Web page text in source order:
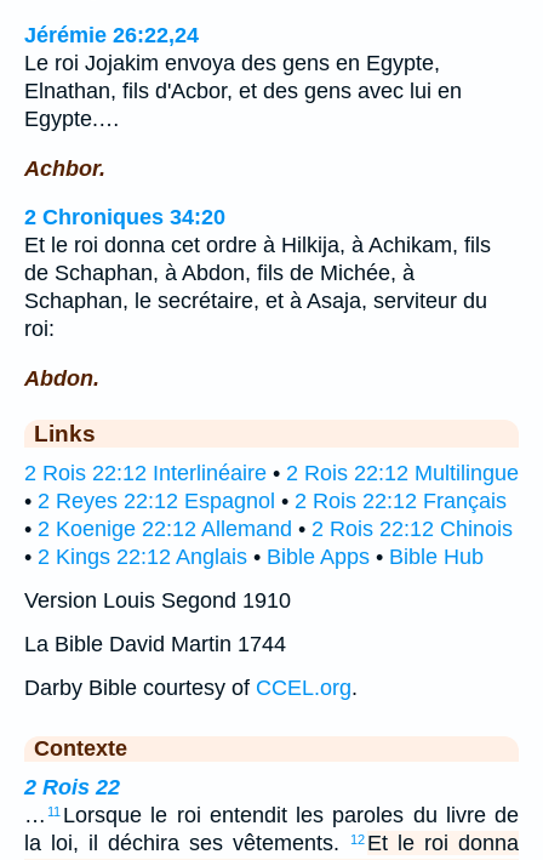
Jérémie 26:22,24
Le roi Jojakim envoya des gens en Egypte,
Elnathan, fils d'Acbor, et des gens avec lui en
Egypte.…
Achbor.
2 Chroniques 34:20
Et le roi donna cet ordre à Hilkija, à Achikam, fils
de Schaphan, à Abdon, fils de Michée, à
Schaphan, le secrétaire, et à Asaja, serviteur du
roi:
Abdon.
Links
2 Rois 22:12 Interlinéaire • 2 Rois 22:12 Multilingue
• 2 Reyes 22:12 Espagnol • 2 Rois 22:12 Français
• 2 Koenige 22:12 Allemand • 2 Rois 22:12 Chinois
• 2 Kings 22:12 Anglais • Bible Apps • Bible Hub
Version Louis Segond 1910
La Bible David Martin 1744
Darby Bible courtesy of CCEL.org.
Contexte
2 Rois 22
… 11 Lorsque le roi entendit les paroles du livre de
la loi, il déchira ses vêtements.
12 Et le roi donna